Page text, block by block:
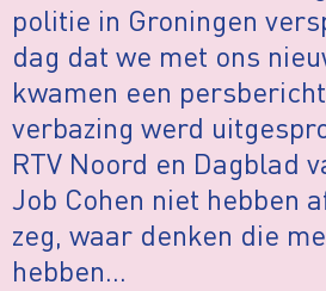
politie in Groningen
dag dat we met ons
kwamen een
verbazing werd
RTV Noord en Dagblad
Job Cohen niet hebben
zeg, waar denken die
hebben…